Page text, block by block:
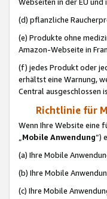
(d) pflanzliche
(e) Produkte ohne
Amazon-Webseite in
(f) jedes Produkt oder
erhältst eine Warnung,
Central ausgeschlossen
Richtlinie für
Wenn Ihre Website eine
„Mobile Anwendung“)
(a) Ihre Mobile
(b) Ihre Mobile
(c) Ihre Mobile